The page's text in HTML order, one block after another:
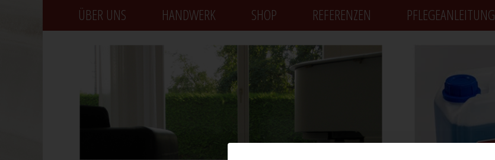
ÜBER UNS HANDWERK SHOP REFERENZEN PFLEGEANLEITUNG